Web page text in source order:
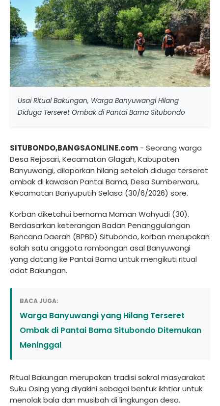
Usai Ritual Bakungan, Warga Banyuwangi Hilang
Diduga Terseret Ombak di Pantai Bama Situbondo
SITUBONDO,BANGSAONLINE.com - Seorang warga
Desa Rejosari, Kecamatan Glagah, Kabupaten
Banyuwangi, dilaporkan hilang setelah diduga terseret
ombak di kawasan Pantai Bama, Desa Sumberwaru,
Kecamatan Banyuputih Selasa (30/6/2026) sore.
Korban diketahui bernama Maman Wahyudi (30).
Berdasarkan keterangan Badan Penanggulangan
Bencana Daerah (BPBD) Situbondo, korban merupakan
salah satu anggota rombongan asal Banyuwangi
yang datang ke Pantai Bama untuk mengikuti ritual
adat Bakungan.
BACA JUGA:
Warga Banyuwangi yang Hilang Terseret
Ombak di Pantai Bama Situbondo Ditemukan
Meninggal
Ritual Bakungan merupakan tradisi sakral masyarakat
Suku Osing yang diyakini sebagai bentuk ikhtiar untuk
menolak bala dan musibah di lingkungan desa.